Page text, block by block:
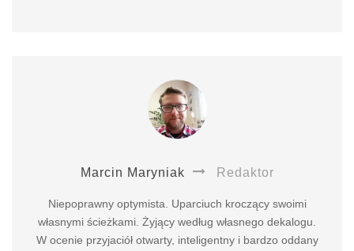
Marcin Maryniak Redaktor
Niepoprawny optymista. Uparciuch kroczący swoimi
własnymi ścieżkami. Żyjący według własnego dekalogu.
W ocenie przyjaciół otwarty, inteligentny i bardzo oddany